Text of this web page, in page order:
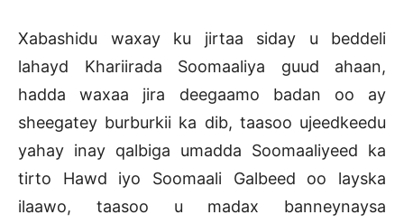
Xabashidu waxay ku jirtaa siday u beddeli
lahayd Khariirada Soomaaliya guud ahaan,
hadda waxaa jira deegaamo badan oo ay
sheegatey burburkii ka dib, taasoo ujeedkeedu
yahay inay qalbiga umadda Soomaaliyeed ka
tirto Hawd iyo Soomaali Galbeed oo layska
ilaawo, taasoo u madax banneynaysa